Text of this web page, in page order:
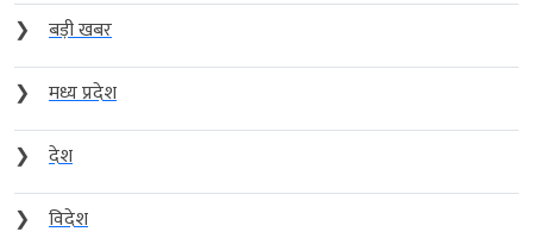
❯
बड़ी खबर
❯
मध्य प्रदेश
❯
देश
❯
विदेश